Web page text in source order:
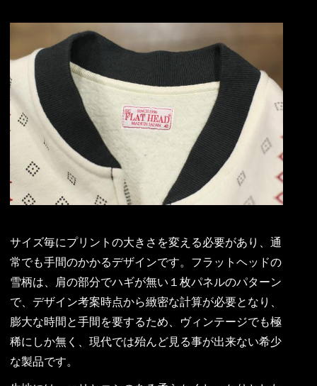
サイズ毎にプリントの大きさを変える必要があり、通
常でも手間のかかるデザインです。フラットヘッドの
雪柄は、肩の部分でハギが無い１枚パネルのパターン
で、デザイン考案時点から緻密な計算が必要となり、
膨大な時間と手間を要するため、ヴィンテージでも極
稀にしか無く、現代では殆んど見る事が出来ない希少
な製品です。